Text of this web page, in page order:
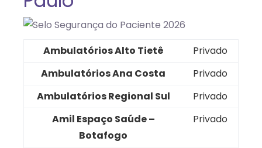
Ambulatórios Alto Tietê
Privado
Ambulatórios Ana Costa
Privado
Ambulatórios Regional Sul
Privado
Amil Espaço Saúde –
Botafogo
Privado